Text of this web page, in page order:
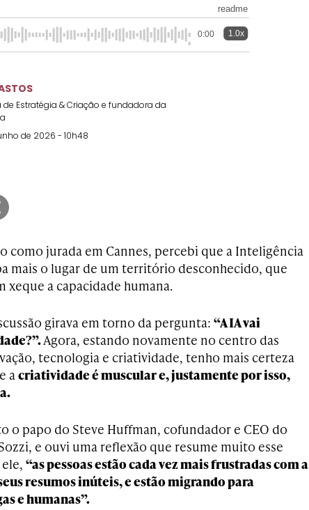
readme
0:00 1.0x
de Estratégia & Criação e fundadora da
de 2026 - 10h48
como jurada em Cannes, percebi que a Inteligência
mais o lugar de um território desconhecido, que
xeque a capacidade humana.
girava em torno da pergunta: “A IA vai
Agora, estando novamente no centro das
tecnologia e criatividade, tenho mais certeza
acriatividade é muscular e, justamente por isso,
o papo do Steve Huffman, cofundador e CEO do
e ouvi uma reflexão que resume muito esse
“as pessoas estão cada vez mais frustradas com a
resumos inúteis, e estão migrando para
e humanas”.